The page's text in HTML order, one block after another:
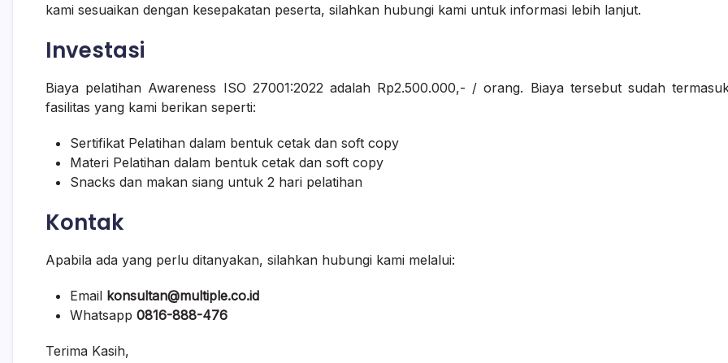
kami sesuaikan dengan kesepakatan peserta, silahkan hubungi kami untuk informasi lebih lanjut.
Investasi
Biaya pelatihan Awareness ISO 27001:2022 adalah Rp2.500.000,- / orang. Biaya tersebut sudah
fasilitas yang kami berikan seperti:
Sertifikat Pelatihan dalam bentuk cetak dan soft copy
Materi Pelatihan dalam bentuk cetak dan soft copy
Snacks dan makan siang untuk 2 hari pelatihan
Kontak
Apabila ada yang perlu ditanyakan, silahkan hubungi kami melalui:
Email konsultan@multiple.co.id
Whatsapp 0816-888-476
Terima Kasih,